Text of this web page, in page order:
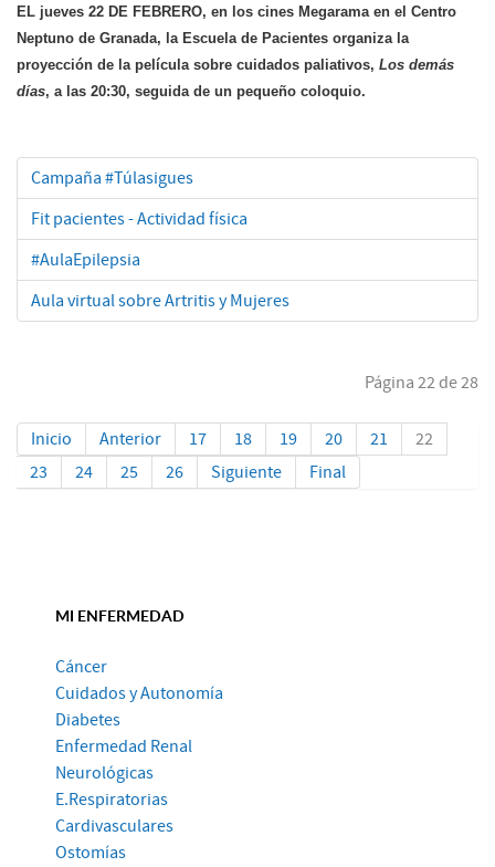
EL jueves 22 DE FEBRERO, en los cines Megarama en el Centro
Neptuno de Granada, la Escuela de Pacientes organiza la
proyección de la película sobre cuidados paliativos, Los demás
días, a las 20:30, seguida de un pequeño coloquio.
Campaña #Túlasigues
Fit pacientes - Actividad física
#AulaEpilepsia
Aula virtual sobre Artritis y Mujeres
Página 22 de 28
Inicio Anterior 17 18 19 20 21
22
23
24 25 26 Siguiente Final
MI ENFERMEDAD
Cáncer
Cuidados y Autonomía
Diabetes
Enfermedad Renal
Neurológicas
E.Respiratorias
Cardivasculares
Ostomías